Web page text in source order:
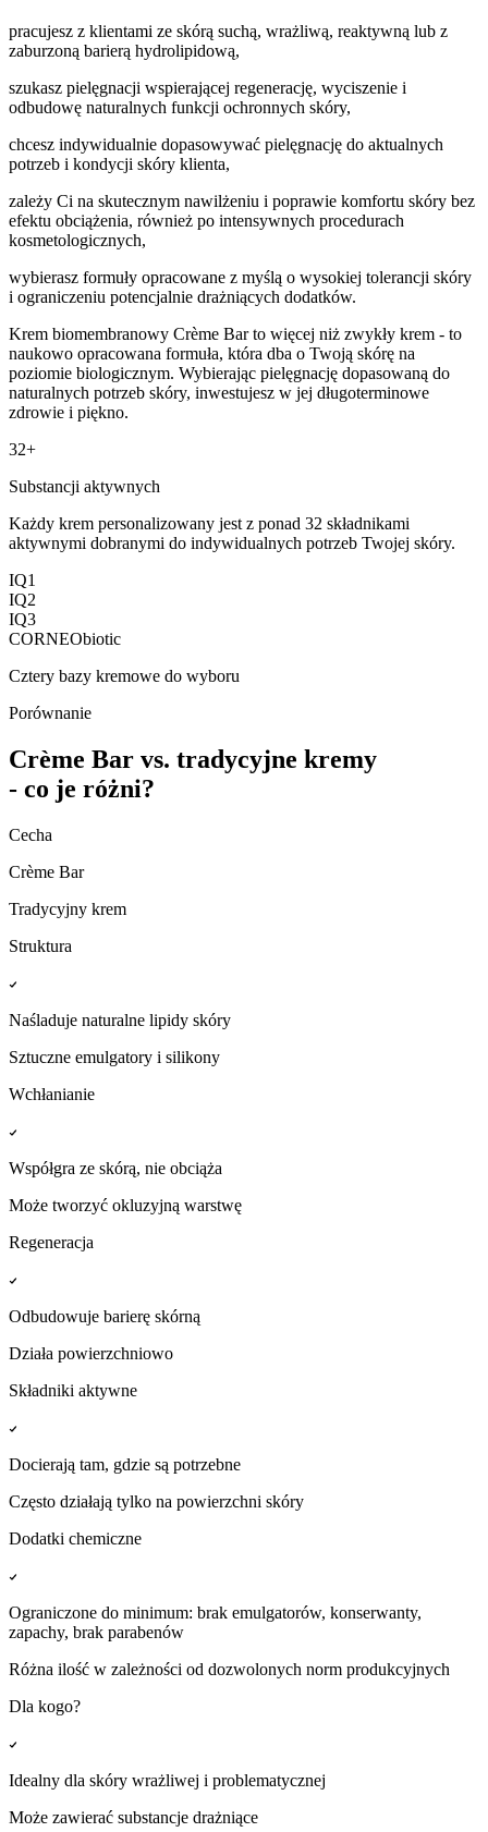
pracujesz z klientami ze skórą suchą, wrażliwą, reaktywną lub z
zaburzoną barierą hydrolipidową,
szukasz pielęgnacji wspierającej regenerację, wyciszenie i
odbudowę naturalnych funkcji ochronnych skóry,
chcesz indywidualnie dopasowywać pielęgnację do aktualnych
potrzeb i kondycji skóry klienta,
zależy Ci na skutecznym nawilżeniu i poprawie komfortu skóry bez
efektu obciążenia, również po intensywnych procedurach
kosmetologicznych,
wybierasz formuły opracowane z myślą o wysokiej tolerancji skóry
i ograniczeniu potencjalnie drażniących dodatków.
Krem biomembranowy Crème Bar to więcej niż zwykły krem - to
naukowo opracowana formuła, która dba o Twoją skórę na
poziomie biologicznym. Wybierając pielęgnację dopasowaną do
naturalnych potrzeb skóry, inwestujesz w jej długoterminowe
zdrowie i piękno.
32+
Substancji aktywnych
Każdy krem personalizowany jest z ponad 32 składnikami
aktywnymi dobranymi do indywidualnych potrzeb Twojej skóry.
IQ1
IQ2
IQ3
CORNEObiotic
Cztery bazy kremowe do wyboru
Porównanie
Crème Bar vs. tradycyjne kremy
- co je różni?
Cecha
Crème Bar
Tradycyjny krem
Struktura
Naśladuje naturalne lipidy skóry
Sztuczne emulgatory i silikony
Wchłanianie
Współgra ze skórą, nie obciąża
Może tworzyć okluzyjną warstwę
Regeneracja
Odbudowuje barierę skórną
Działa powierzchniowo
Składniki aktywne
Docierają tam, gdzie są potrzebne
Często działają tylko na powierzchni skóry
Dodatki chemiczne
Ograniczone do minimum: brak emulgatorów, konserwanty,
zapachy, brak parabenów
Różna ilość w zależności od dozwolonych norm produkcyjnych
Dla kogo?
Idealny dla skóry wrażliwej i problematycznej
Może zawierać substancje drażniące